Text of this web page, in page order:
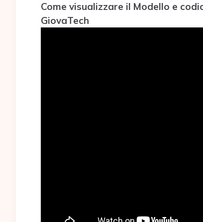
Come visualizzare il Modello e
GiovaTech